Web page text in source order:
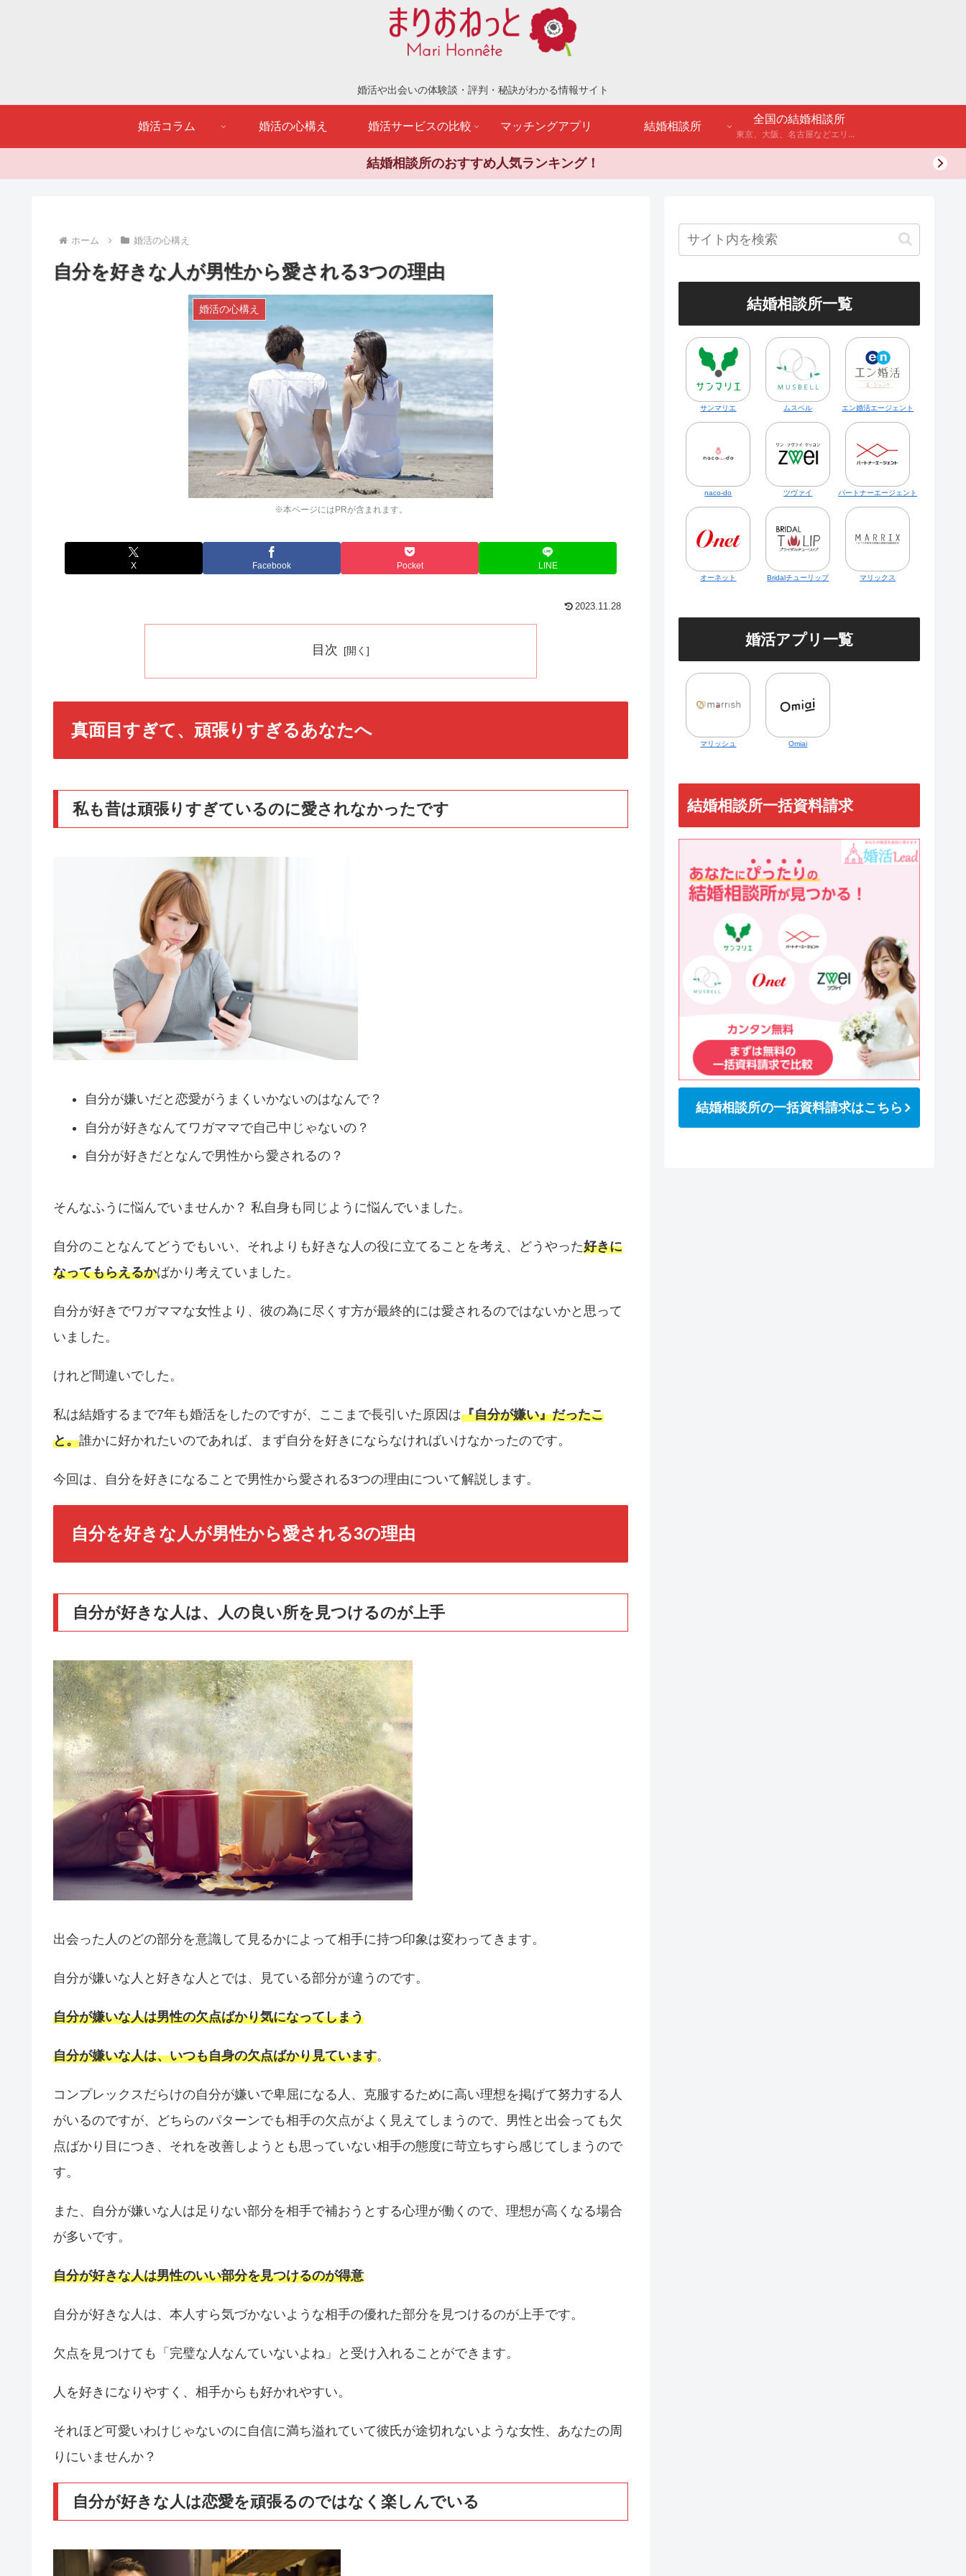
婚活や出会いの体験談・評判・秘訣がわかる情報サイト
婚活コラム 婚活の心構え 婚活サービスの比較 マッチングアプリ 結婚相談所
全国の結婚相談所
東京、大阪、名古屋などエリア別のアンケート調査や結婚相談所・婚活パーティーの体験談などを公開。
結婚相談所のおすすめ人気ランキング！
ホーム 婚活の心構え
自分を好きな人が男性から愛される3つの理由
※本ページにはPRが含まれます。
婚活の心構え
X Facebook Pocket LINE
2023.11.28
目次
真面目すぎて、頑張りすぎるあなたへ
私も昔は頑張りすぎているのに愛されなかったです
自分が嫌いだと恋愛がうまくいかないのはなんで？
自分が好きなんてワガママで自己中じゃないの？
自分が好きだとなんで男性から愛されるの？
そんなふうに悩んでいませんか？ 私自身も同じように悩んでいました。
自分のことなんてどうでもいい、それよりも好きな人の役に立てることを考え、どうやった好きに
なってもらえるかばかり考えていました。
自分が好きでワガママな女性より、彼の為に尽くす方が最終的には愛されるのではないかと思って
いました。
けれど間違いでした。
私は結婚するまで7年も婚活をしたのですが、ここまで長引いた原因は『自分が嫌い』だったこ
と。誰かに好かれたいのであれば、まず自分を好きにならなければいけなかったのです。
今回は、自分を好きになることで男性から愛される3つの理由について解説します。
自分を好きな人が男性から愛される3の理由
自分が好きな人は、人の良い所を見つけるのが上手
出会った人のどの部分を意識して見るかによって相手に持つ印象は変わってきます。
自分が嫌いな人と好きな人とでは、見ている部分が違うのです。
自分が嫌いな人は男性の欠点ばかり気になってしまう
自分が嫌いな人は、いつも自身の欠点ばかり見ています。
コンプレックスだらけの自分が嫌いで卑屈になる人、克服するために高い理想を掲げて努力する人
がいるのですが、どちらのパターンでも相手の欠点がよく見えてしまうので、男性と出会っても欠
点ばかり目につき、それを改善しようとも思っていない相手の態度に苛立ちすら感じてしまうので
す。
また、自分が嫌いな人は足りない部分を相手で補おうとする心理が働くので、理想が高くなる場合
が多いです。
自分が好きな人は男性のいい部分を見つけるのが得意
自分が好きな人は、本人すら気づかないような相手の優れた部分を見つけるのが上手です。
欠点を見つけても「完璧な人なんていないよね」と受け入れることができます。
人を好きになりやすく、相手からも好かれやすい。
それほど可愛いわけじゃないのに自信に満ち溢れていて彼氏が途切れないような女性、あなたの周
りにいませんか？
自分が好きな人は恋愛を頑張るのではなく楽しんでいる
結婚相談所一覧
サンマリエ ムスベル エン婚活エージェント
naco-do ツヴァイ パートナーエージェント
オーネット Bridalチューリップ マリックス
婚活アプリ一覧
マリッシュ Omiai
結婚相談所一括資料請求
結婚相談所の一括資料請求はこちら